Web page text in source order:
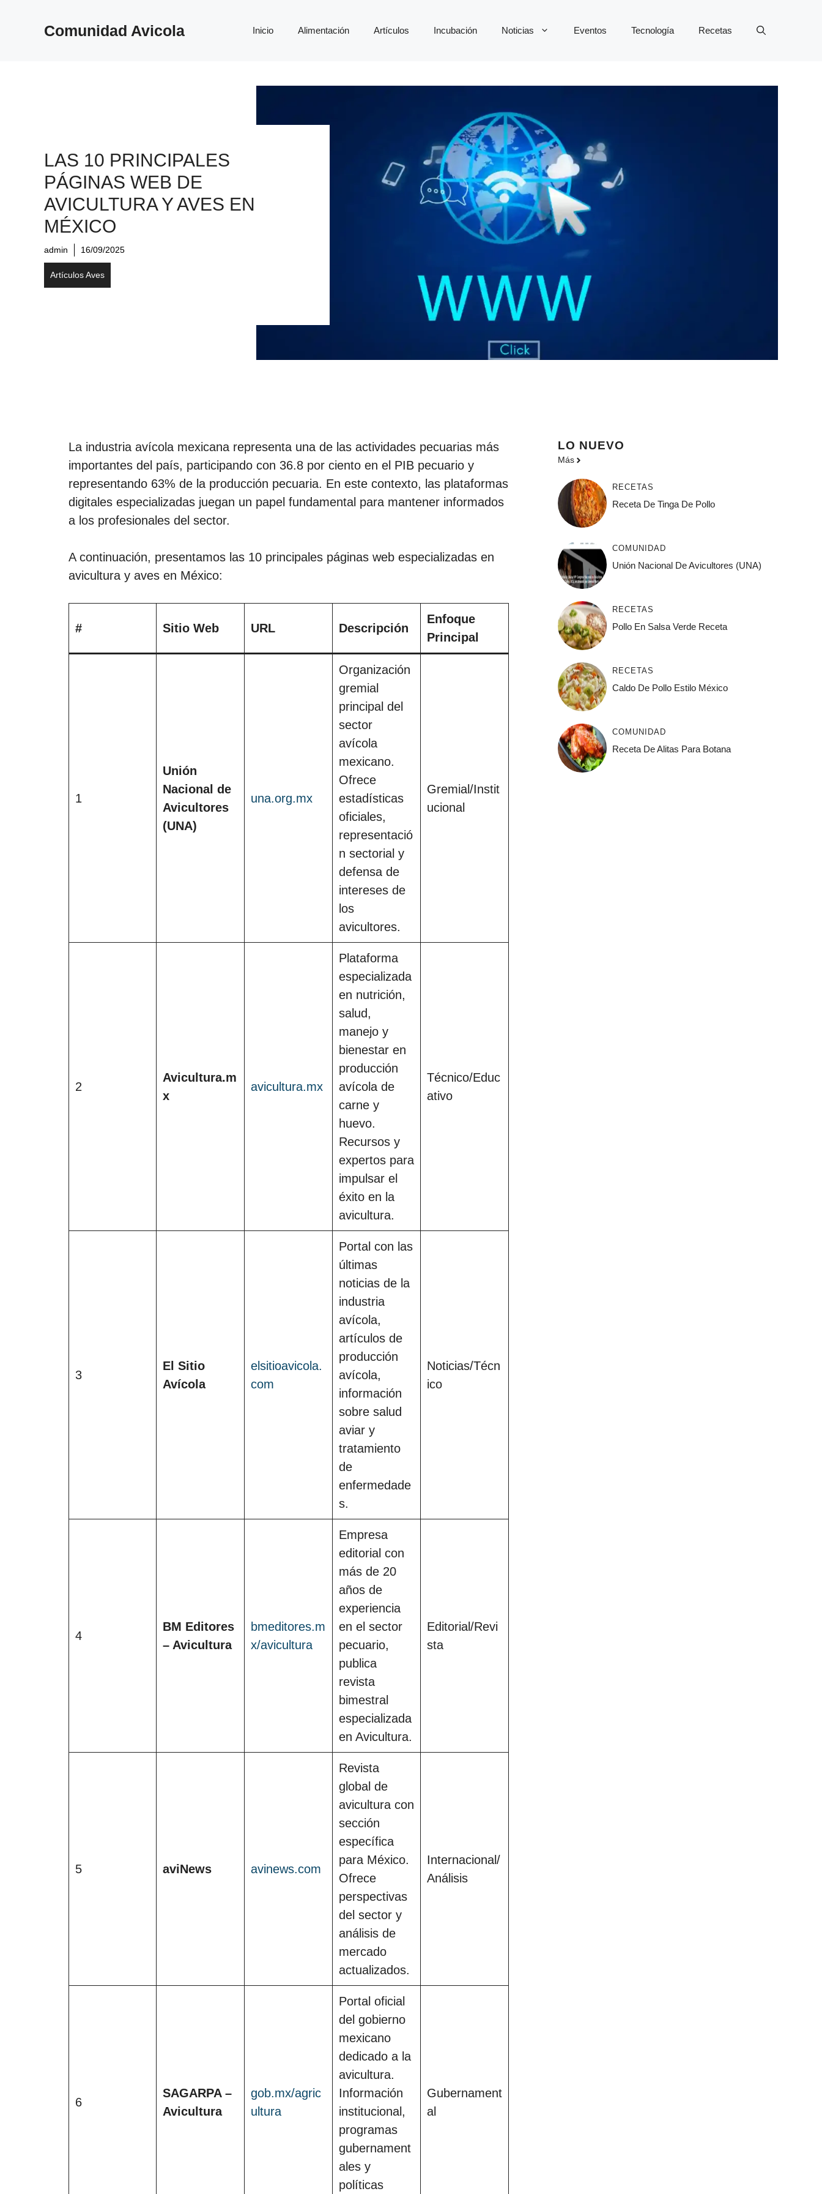
Comunidad Avicola Inicio Alimentación Artículos Incubación Noticias Eventos Tecnología Recetas
LAS 10 PRINCIPALES
PÁGINAS WEB DE
AVICULTURA Y AVES EN
MÉXICO
admin 16/09/2025
Artículos Aves
La industria avícola mexicana representa una de las actividades pecuarias más
importantes del país, participando con 36.8 por ciento en el PIB pecuario y
representando 63% de la producción pecuaria. En este contexto, las plataformas
digitales especializadas juegan un papel fundamental para mantener informados
a los profesionales del sector.
A continuación, presentamos las 10 principales páginas web especializadas en
avicultura y aves en México:
# Sitio Web URL Descripción
Enfoque
Principal
1
Unión
Nacional de
Avicultores
(UNA)
una.org.mx
Organización
gremial
principal del
sector
avícola
mexicano.
Ofrece
estadísticas
oficiales,
representació
n sectorial y
defensa de
intereses de
los
avicultores.
Gremial/Instit
ucional
2
Avicultura.m
x
avicultura.mx
Plataforma
especializada
en nutrición,
salud,
manejo y
bienestar en
producción
avícola de
carne y
huevo.
Recursos y
expertos para
impulsar el
éxito en la
avicultura.
Técnico/Educ
ativo
3
El Sitio
Avícola
elsitioavicola.
com
Portal con las
últimas
noticias de la
industria
avícola,
artículos de
producción
avícola,
información
sobre salud
aviar y
tratamiento
de
enfermedade
s.
Noticias/Técn
ico
4
BM Editores
– Avicultura
bmeditores.m
x/avicultura
Empresa
editorial con
más de 20
años de
experiencia
en el sector
pecuario,
publica
revista
bimestral
especializada
en Avicultura.
Editorial/Revi
sta
5 aviNews avinews.com
Revista
global de
avicultura con
sección
específica
para México.
Ofrece
perspectivas
del sector y
análisis de
mercado
actualizados.
Internacional/
Análisis
6
SAGARPA –
Avicultura
gob.mx/agric
ultura
Portal oficial
del gobierno
mexicano
dedicado a la
avicultura.
Información
institucional,
programas
gubernament
ales y
políticas
Gubernament
al
LO NUEVO
Más
RECETAS
Receta De Tinga De Pollo
COMUNIDAD
Unión Nacional De Avicultores (UNA)
RECETAS
Pollo En Salsa Verde Receta
RECETAS
Caldo De Pollo Estilo México
COMUNIDAD
Receta De Alitas Para Botana